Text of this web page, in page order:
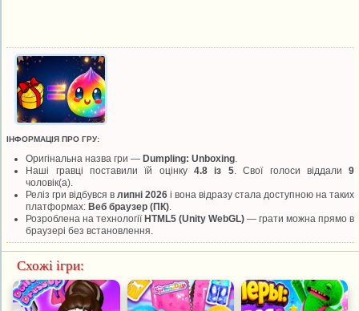
ІНФОРМАЦІЯ ПРО ГРУ:
Оригінальна назва гри —Dumpling: Unboxing
Наші гравці поставили їй оцінку4.8 із 5. Свої голоси віддали9
чоловік(а).
Реліз гри відбувся влипні 2026 і вона відразу стала доступною на таких
платформах:Веб браузер (ПК)
Розроблена на технологіїHTML5 (Unity WebGL) — грати можна прямо в
браузері без встановлення.
Схожі ігри: